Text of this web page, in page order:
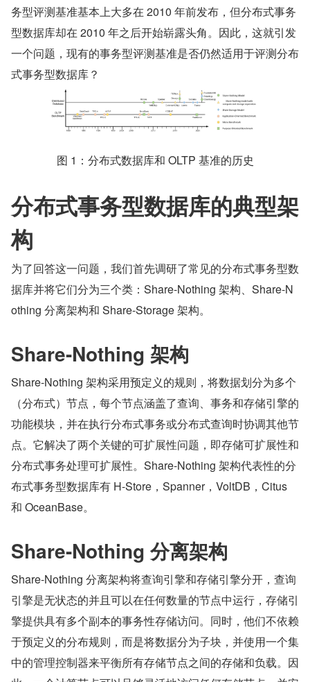
务型评测基准基本上大多在 2010 年前发布，但分布式事务
型数据库却在 2010 年之后开始崭露头角。因此，这就引发
一个问题，现有的事务型评测基准是否仍然适用于评测分布
式事务型数据库？
图 1：分布式数据库和 OLTP 基准的历史
分布式事务型数据库的典型架
构
为了回答这一问题，我们首先调研了常见的分布式事务型数
据库并将它们分为三个类：Share-Nothing 架构、Share-N
othing 分离架构和 Share-Storage 架构。
Share-Nothing 架构
Share-Nothing 架构采用预定义的规则，将数据划分为多个
（分布式）节点，每个节点涵盖了查询、事务和存储引擎的
功能模块，并在执行分布式事务或分布式查询时协调其他节
点。它解决了两个关键的可扩展性问题，即存储可扩展性和
分布式事务处理可扩展性。Share-Nothing 架构代表性的分
布式事务型数据库有 H-Store，Spanner，VoltDB，Citus
和 OceanBase。
Share-Nothing 分离架构
Share-Nothing 分离架构将查询引擎和存储引擎分开，查询
引擎是无状态的并且可以在任何数量的节点中运行，存储引
擎提供具有多个副本的事务性存储访问。同时，他们不依赖
于预定义的分布规则，而是将数据分为子块，并使用一个集
中的管理控制器来平衡所有存储节点之间的存储和负载。因